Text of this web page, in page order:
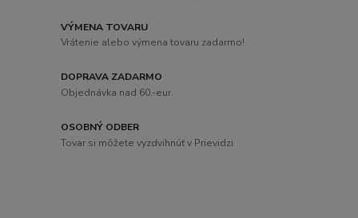
VÝMENA TOVARU
Vrátenie alebo výmena tovaru zadarmo!
DOPRAVA ZADARMO
Objednávka nad 60,-eur.
OSOBNÝ ODBER
Tovar si môžete vyzdvihnúť v Prievidzi